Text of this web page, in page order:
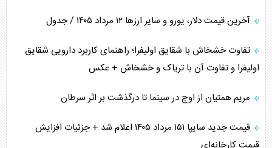
آخرین قیمت دلار، یورو و سایر ارز‌ها ۱۲ مرداد ۱۴۰۵ / جدول
تفاوت خشخاش با شقایق اولیفرا؛ راهنمای کاربرد دارویی شقایق
اولیفرا و تفاوت آن با تریاک و خشخاش + عکس
مریم همتیان از اوج در سینما تا درگذشت بر اثر سرطان
قیمت جدید سایپا ۱۵۱ مرداد ۱۴۰۵ اعلام شد + جزئیات افزایش